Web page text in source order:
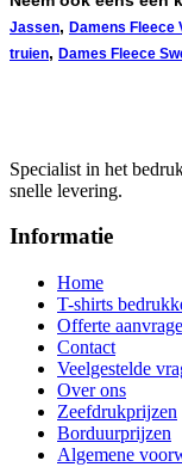
Jassen, Damens Fleece
truien, Dames Fleece
Specialist in het
snelle levering.
Informatie
Home
T-shirts
Offerte
Contact
Veelgestelde
Over ons
Zeefdrukprijzen
Borduurprijzen
Algemene